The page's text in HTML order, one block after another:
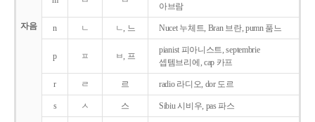
자음
아브람
n ㄴ ㄴ, 느 Nucet 누체트, Bran 브란, pumn 품느
p ㅍ ㅂ, 프
pianist 피아니스트, septembrie
셉템브리에, cap 카프
r ㄹ 르 radio 라디오, dor 도르
s ㅅ 스 Sibiu 시비우, pas 파스